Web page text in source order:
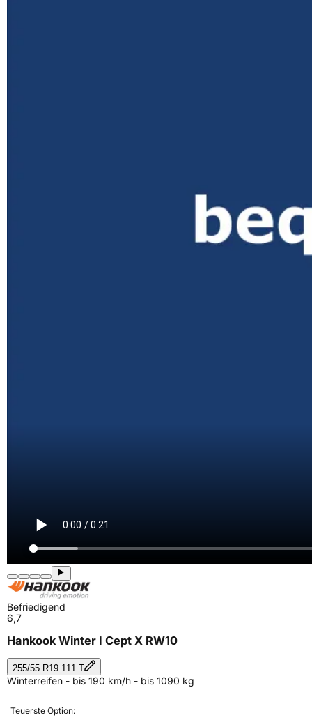
Befriedigend
6,7
Hankook Winter I Cept X RW10
255/55 R19 111 T
Winterreifen - bis 190 km/h - bis 1090 kg
Teuerste Option: